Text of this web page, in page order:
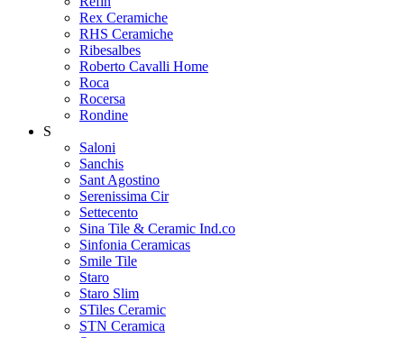
Rex Ceramiche
RHS Ceramiche
Ribesalbes
Roberto Cavalli Home
Roca
Rocersa
Rondine
S
Saloni
Sanchis
Sant Agostino
Serenissima Cir
Settecento
Sina Tile & Ceramic Ind.co
Sinfonia Ceramicas
Smile Tile
Staro
Staro Slim
STiles Ceramic
STN Ceramica